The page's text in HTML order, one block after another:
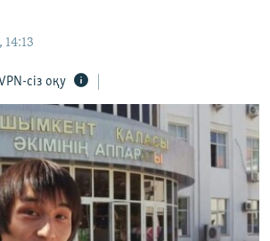
сіз оқу